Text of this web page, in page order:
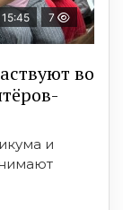
7
во
и